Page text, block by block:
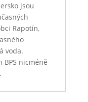
jsou
Rapotín,
voda.
BPS nicméně